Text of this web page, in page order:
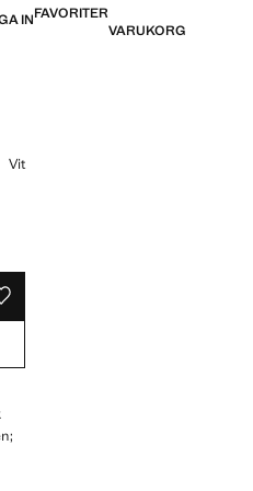
INFAVORITER
VARUKORG
Vit
SPARA SOM FAVORIT